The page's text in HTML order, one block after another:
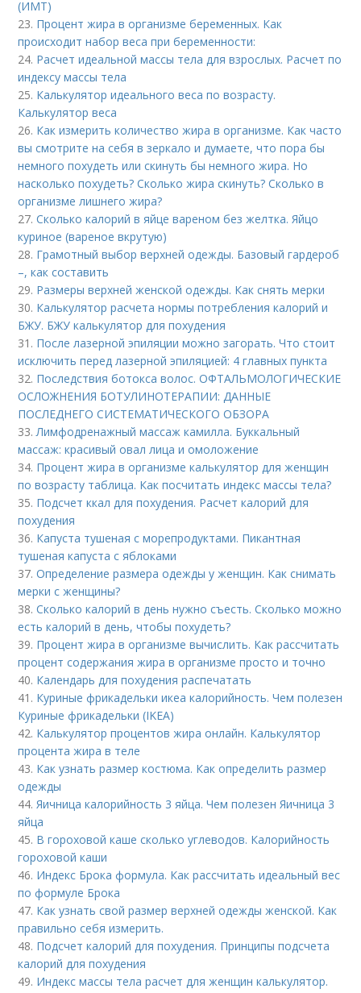
(ИМТ)
23. Процент жира в организме беременных. Как
происходит набор веса при беременности:
24. Расчет идеальной массы тела для взрослых. Расчет по
индексу массы тела
25. Калькулятор идеального веса по возрасту.
Калькулятор веса
26. Как измерить количество жира в организме. Как часто
вы смотрите на себя в зеркало и думаете, что пора бы
немного похудеть или скинуть бы немного жира. Но
насколько похудеть? Сколько жира скинуть? Сколько в
организме лишнего жира?
27.Сколько калорий в яйце вареном без желтка. Яйцо
куриное (вареное вкрутую)
28. Грамотный выбор верхней одежды. Базовый гардероб
–, как составить
29. Размеры верхней женской одежды. Как снять мерки
30. Калькулятор расчета нормы потребления калорий и
БЖУ. БЖУ калькулятор для похудения
31. После лазерной эпиляции можно загорать. Что стоит
исключить перед лазерной эпиляцией: 4 главных пункта
32. Последствия ботокса волос. ОФТАЛЬМОЛОГИЧЕСКИЕ
ОСЛОЖНЕНИЯ БОТУЛИНОТЕРАПИИ: ДАННЫЕ
ПОСЛЕДНЕГО СИСТЕМАТИЧЕСКОГО ОБЗОРА
33. Лимфодренажный массаж камилла. Буккальный
массаж: красивый овал лица и омоложение
34. Процент жира в организме калькулятор для женщин
по возрасту таблица. Как посчитать индекс массы тела?
35. Подсчет ккал для похудения. Расчет калорий для
похудения
36. Капуста тушеная с морепродуктами. Пикантная
тушеная капуста с яблоками
37.Определение размера одежды у женщин. Как снимать
мерки с женщины?
38.Сколько калорий в день нужно съесть. Сколько можно
есть калорий в день, чтобы похудеть?
39. Процент жира в организме вычислить. Как рассчитать
процент содержания жира в организме просто и точно
40. Календарь для похудения распечатать
41. Куриные фрикадельки икеа калорийность. Чем полезен
Куриные фрикадельки (IKEA)
42. Калькулятор процентов жира онлайн. Калькулятор
процента жира в теле
43. Как узнать размер костюма. Как определить размер
одежды
44. Яичница калорийность 3 яйца. Чем полезен Яичница 3
яйца
45. В гороховой каше сколько углеводов. Калорийность
гороховой каши
46. Индекс Брока формула. Как рассчитать идеальный вес
по формуле Брока
47. Как узнать свой размер верхней одежды женской. Как
правильно себя измерить.
48. Подсчет калорий для похудения. Принципы подсчета
калорий для похудения
49. Индекс массы тела расчет для женщин калькулятор.